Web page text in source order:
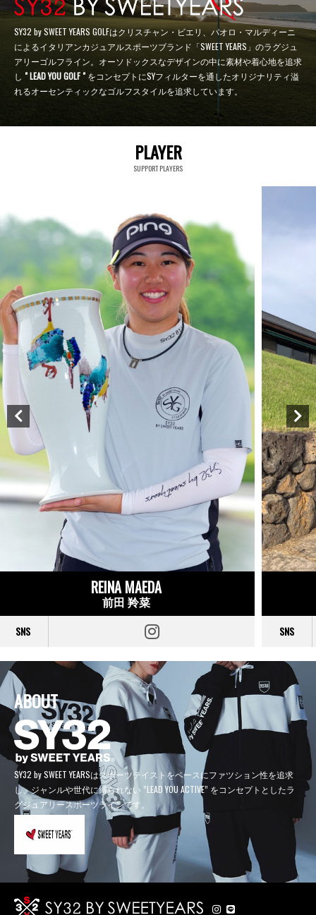
SY32 by SWEET YEARS GOLFはクリスチャン・ビエリ、パオロ・マルディーニ
によるイタリアンカジュアルスポーツブランド「SWEET YEARS」のラグジュ
アリーゴルフライン。オーソドックスなデザインの中に素材や着心地を追求
し " LEAD YOU GOLF "をコンセプトにSYフィルターを通したオリジナリティ溢
れるオーセンティックなゴルフスタイルを追求しています。
PLAYER
SUPPORT PLAYERS
REINA MAEDA
前田 羚菜
SNS SNS
ABOUT
SY32 by SWEET YEARSはスポーツテイストをベースにファツション性を追求
し、ジャンルや世代に縛られない ”LEAD YOU ACTIVE” をコンセプトとしたラ
グジュアリースポーツラインです。